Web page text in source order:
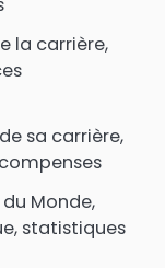
la carrière,
sa carrière,
Monde,
statistiques